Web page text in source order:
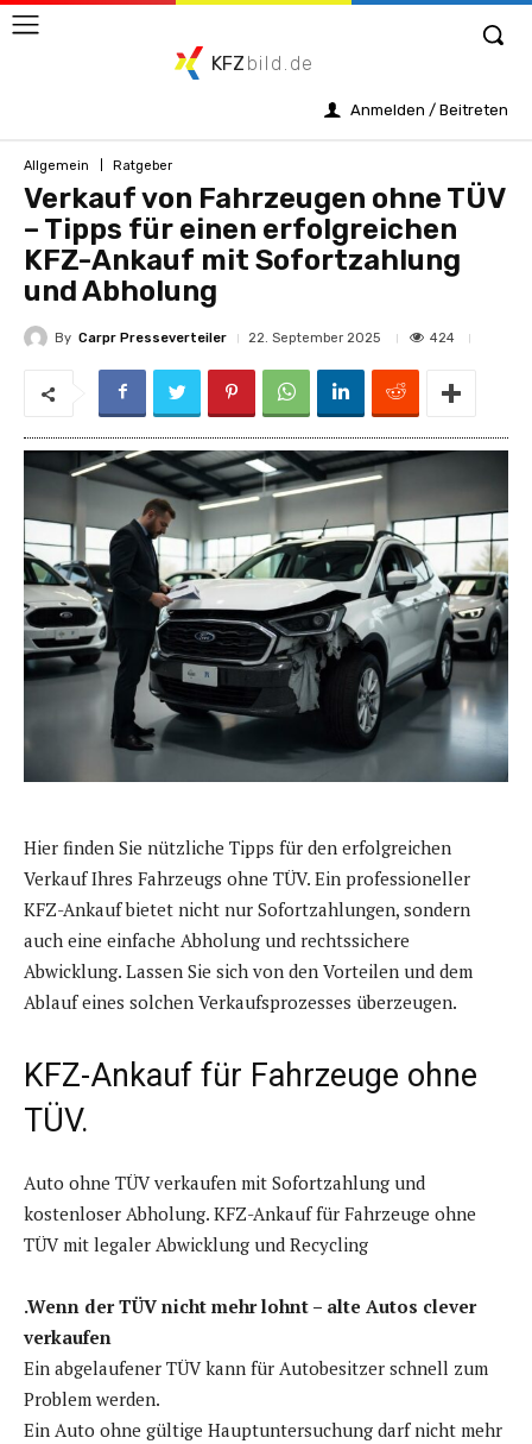
KFZ bild.de
Anmelden / Beitreten
Allgemein Ratgeber
Verkauf von Fahrzeugen ohne TÜV
– Tipps für einen erfolgreichen
KFZ-Ankauf mit Sofortzahlung
und Abholung
By Carpr Presseverteiler 22. September 2025 424
Hier finden Sie nützliche Tipps für den erfolgreichen
Verkauf Ihres Fahrzeugs ohne TÜV. Ein professioneller
KFZ-Ankauf bietet nicht nur Sofortzahlungen, sondern
auch eine einfache Abholung und rechtssichere
Abwicklung. Lassen Sie sich von den Vorteilen und dem
Ablauf eines solchen Verkaufsprozesses überzeugen.
KFZ-Ankauf für Fahrzeuge ohne
TÜV.
Auto ohne TÜV verkaufen mit Sofortzahlung und
kostenloser Abholung. KFZ-Ankauf für Fahrzeuge ohne
TÜV mit legaler Abwicklung und Recycling
.Wenn der TÜV nicht mehr lohnt – alte Autos clever
verkaufen
Ein abgelaufener TÜV kann für Autobesitzer schnell zum
Problem werden.
Ein Auto ohne gültige Hauptuntersuchung darf nicht mehr